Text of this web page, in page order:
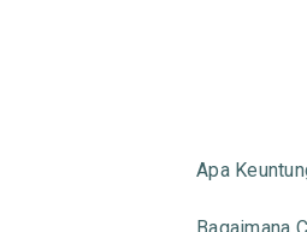
Apa